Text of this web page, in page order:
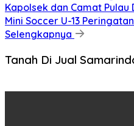
Kapolsek dan Camat Pulau
Mini Soccer U-13
Selengkapnya
Tanah Di Jual